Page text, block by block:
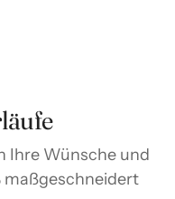
Ihre Wünsche und
maßgeschneidert